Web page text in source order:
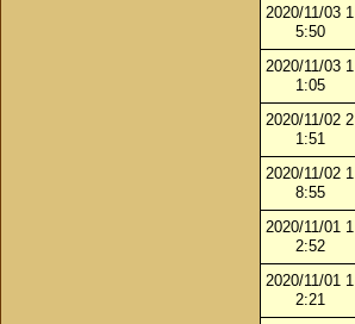
2020/11/03 1
5:50
2020/11/03 1
1:05
2020/11/02 2
1:51
2020/11/02 1
8:55
2020/11/01 1
2:52
2020/11/01 1
2:21